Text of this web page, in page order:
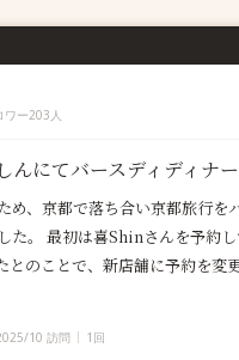
ワー203人
んにてバースディディナー
め、京都で落ち合い京都旅行を
た。 最初は喜Shinさんを予約
とのことで、新店舗に予約を変
10 訪問 1回